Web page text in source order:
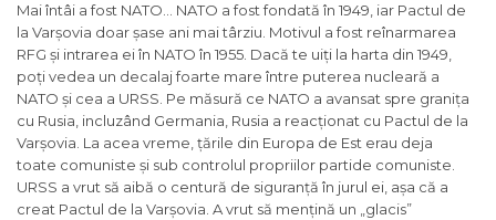
Mai întâi a fost NATO… NATO a fost fondată în 1949, iar Pactul de
la Varșovia doar șase ani mai târziu. Motivul a fost reînarmarea
RFG și intrarea ei în NATO în 1955. Dacă te uiți la harta din 1949,
poți vedea un decalaj foarte mare între puterea nucleară a
NATO și cea a URSS. Pe măsură ce NATO a avansat spre granița
cu Rusia, incluzând Germania, Rusia a reacționat cu Pactul de la
Varșovia. La acea vreme, țările din Europa de Est erau deja
toate comuniste și sub controlul propriilor partide comuniste.
URSS a vrut să aibă o centură de siguranță în jurul ei, așa că a
creat Pactul de la Varșovia. A vrut să mențină un „glacis”